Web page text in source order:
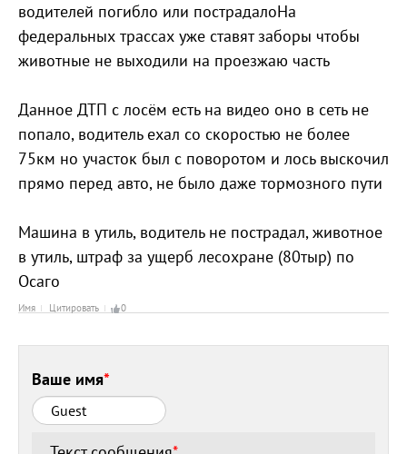
водителей погибло или пострадалоНа
федеральных трассах уже ставят заборы чтобы
животные не выходили на проезжаю часть
Данное ДТП с лосём есть на видео оно в сеть не
попало, водитель ехал со скоростью не более
75км но участок был с поворотом и лось выскочил
прямо перед авто, не было даже тормозного пути
Машина в утиль, водитель не пострадал, животное
в утиль, штраф за ущерб лесохране (80тыр) по
Осаго
Имя Цитировать 0
Ваше имя*